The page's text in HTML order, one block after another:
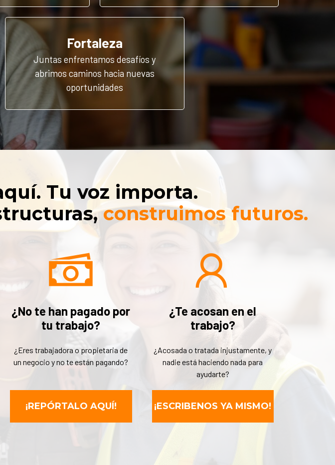
Fortaleza
Juntas enfrentamos desafíos y
abrimos caminos hacia nuevas
oportunidades
Tu voz importa.
construimos futuros.
¿No te han pagado por
tu trabajo?
¿Eres trabajadora o propietaria de
un negocio y no te están pagando?
¡REPÓRTALO AQUÍ!
¿Te acosan en el
trabajo?
¿Acosada o tratada injustamente, y
nadie está haciendo nada para
ayudarte?
¡ESCRIBENOS YA MISMO!